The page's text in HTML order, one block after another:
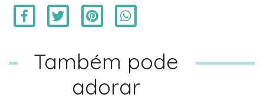
Também pode
adorar